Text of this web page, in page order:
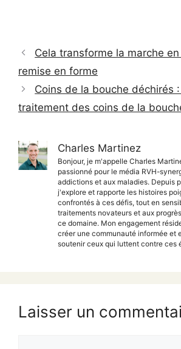
Cela transforme la marche
remise en forme
Coins de la bouche déchirés
traitement des coins de la
Charles Martinez
Bonjour, je m'appelle Charles
passionné pour le média RVH-
addictions et aux maladies. Depuis
j'explore et rapporte les histoires
confrontés à ces défis, tout en
traitements novateurs et aux
ce domaine. Mon engagement
créer une communauté informée et
soutenir ceux qui luttent contre ces
Laisser un